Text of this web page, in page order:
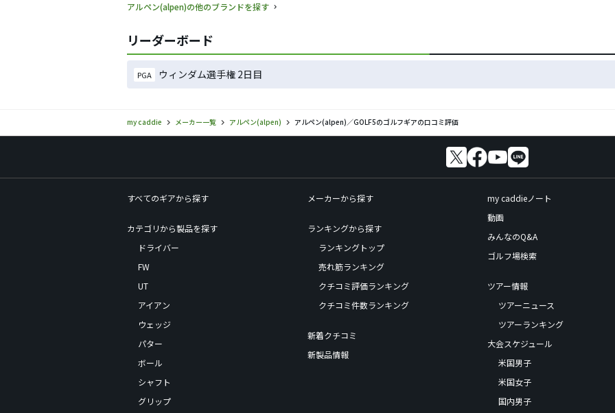
アルペン(alpen)の他のブランドを探す
リーダーボード
PGA ウィンダム選手権 2日目
my caddie メーカー一覧 アルペン(alpen) アルペン(alpen)／GOLF5のゴルフギアの口コミ評価
すべてのギアから探す
カテゴリから製品を探す
ドライバー
FW
UT
アイアン
ウェッジ
パター
ボール
シャフト
グリップ
メーカーから探す
ランキングから探す
ランキングトップ
売れ筋ランキング
クチコミ評価ランキング
クチコミ件数ランキング
新着クチコミ
新製品情報
my caddieノート
動画
みんなのQ&A
ゴルフ場検索
ツアー情報
ツアーニュース
ツアーランキング
大会スケジュール
米国男子
米国女子
国内男子